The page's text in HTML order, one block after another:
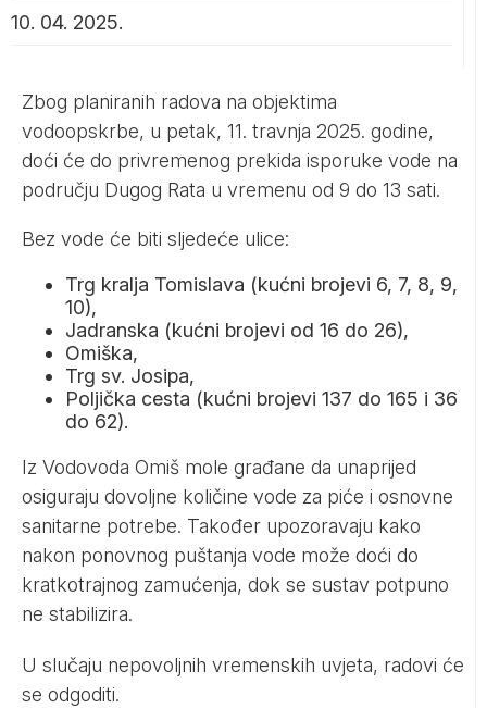
10. 04. 2025.
Zbog planiranih radova na objektima
vodoopskrbe, u petak, 11. travnja 2025. godine,
doći će do privremenog prekida isporuke vode na
području Dugog Rata u vremenu od 9 do 13 sati.
Bez vode će biti sljedeće ulice:
Trg kralja Tomislava (kućni brojevi 6, 7, 8, 9,
10),
Jadranska (kućni brojevi od 16 do 26),
Omiška,
Trg sv. Josipa,
Poljička cesta (kućni brojevi 137 do 165 i 36
do 62).
Iz Vodovoda Omiš mole građane da unaprijed
osiguraju dovoljne količine vode za piće i osnovne
sanitarne potrebe. Također upozoravaju kako
nakon ponovnog puštanja vode može doći do
kratkotrajnog zamućenja, dok se sustav potpuno
ne stabilizira.
U slučaju nepovoljnih vremenskih uvjeta, radovi će
se odgoditi.